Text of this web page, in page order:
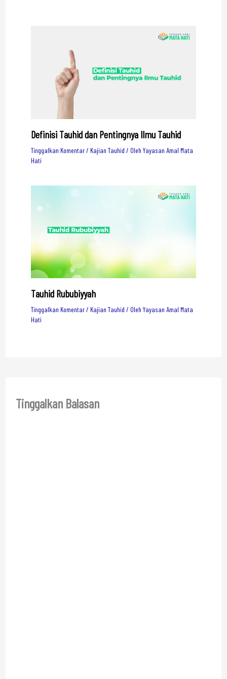
Definisi Tauhid dan Pentingnya Ilmu Tauhid
Tinggalkan Komentar/ Kajian Tauhid / Oleh Yayasan Amal Mata
Hati
Tauhid Rububiyyah
Tinggalkan Komentar/ Kajian Tauhid / Oleh Yayasan Amal Mata
Hati
Tinggalkan Balasan